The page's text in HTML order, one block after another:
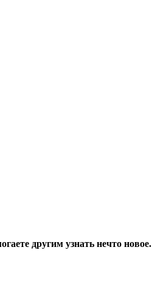
другим узнать нечто новое.